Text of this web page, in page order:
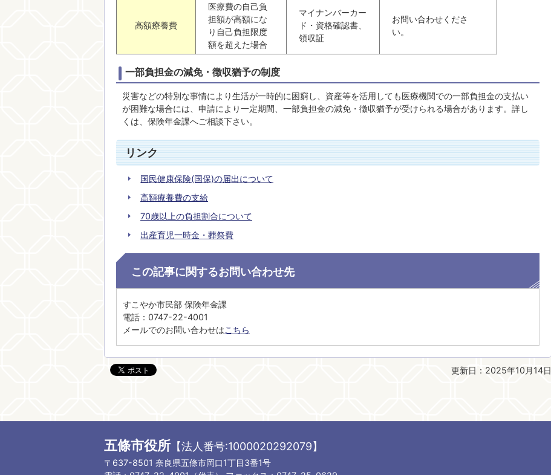
高額療養費
医療費の自己負
担額が高額にな
り自己負担限度
額を超えた場合
マイナンバーカー
ド・資格確認書、
領収証
お問い合わせくださ
い。
一部負担金の減免・徴収猶予の制度
災害などの特別な事情により生活が一時的に困窮し、資産等を活用しても医療機関での一部負担金の支払い
が困難な場合には、申請により一定期間、一部負担金の減免・徴収猶予が受けられる場合があります。詳し
くは、保険年金課へご相談下さい。
リンク
国民健康保険(国保)の届出について
高額療養費の支給
70歳以上の負担割合について
出産育児一時金・葬祭費
この記事に関するお問い合わせ先
すこやか市民部 保険年金課
電話：0747-22-4001
メールでのお問い合わせはこちら
更新日：2025年10月14日
五條市役所 【法人番号:1000020292079】
〒637-8501 奈良県五條市岡口1丁目3番1号